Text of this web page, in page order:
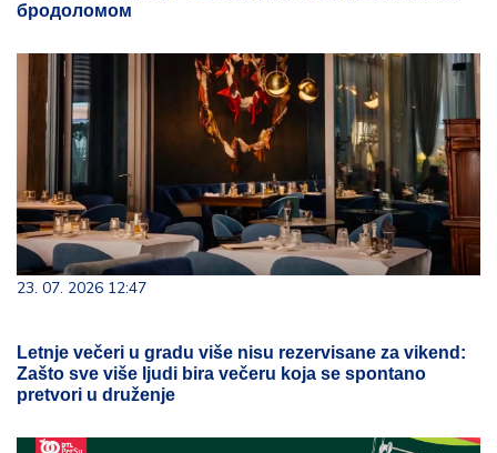
бродоломом
23. 07. 2026 12:47
Letnje večeri u gradu više nisu rezervisane za vikend:
Zašto sve više ljudi bira večeru koja se spontano
pretvori u druženje